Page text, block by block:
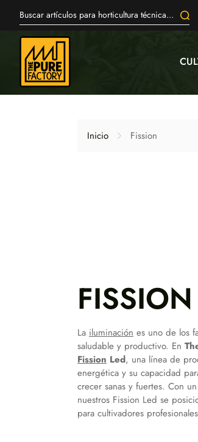
Inicio Fission
FISSION
La iluminación es uno de los
saludable y productivo. En
Fission Led, una línea de
energética y su capacidad
crecer sanas y fuertes. Con
nuestros Fission Led se
para cultivadores